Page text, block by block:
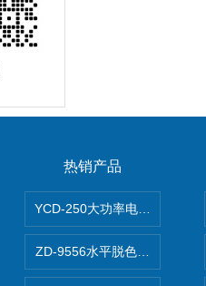
热销产品
YCD-250大功率电动搅拌器/
ZD-9556水平脱色摇床/振荡器